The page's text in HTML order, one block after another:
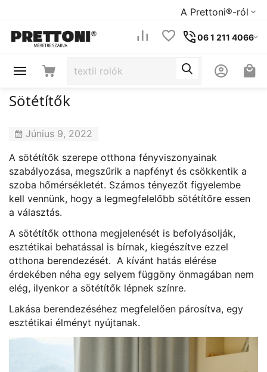
A Prettoni®-ról
06 1 211 4066
Sötétítők
Június 9, 2022
A sötétítők szerepe otthona fényviszonyainak
szabályozása, megszűrik a napfényt és csökkentik a
szoba hőmérsékletét. Számos tényezőt figyelembe
kell vennünk, hogy a legmegfelelőbb sötétítőre essen
a választás.
A sötétítők otthona megjelenését is befolyásolják,
esztétikai behatással is bírnak, kiegészítve ezzel
otthona berendezését. A kívánt hatás elérése
érdekében néha egy selyem függöny önmagában nem
elég, ilyenkor a sötétítők lépnek színre.
Lakása berendezéséhez megfelelően párosítva, egy
esztétikai élményt nyújtanak.